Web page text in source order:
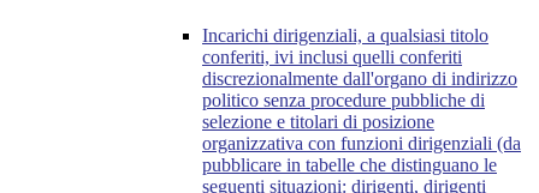
Incarichi dirigenziali, a qualsiasi titolo
conferiti, ivi inclusi quelli conferiti
discrezionalmente dall'organo di indirizzo
politico senza procedure pubbliche di
selezione e titolari di posizione
organizzativa con funzioni dirigenziali (da
pubblicare in tabelle che distinguano le
seguenti situazioni: dirigenti, dirigenti